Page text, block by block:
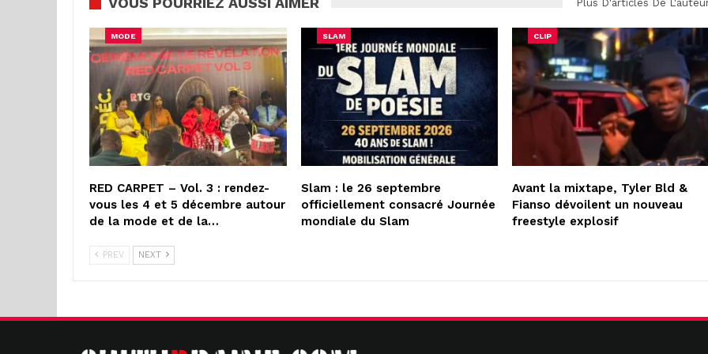
Plus D'articles De
MODE
RED CARPET – Vol. 3 : rendez-
vous les 4 et 5 décembre autour
de la mode et de la…
SLAM
Slam : le 26 septembre
officiellement consacré Journée
mondiale du Slam
CLIP
Avant la mixtape, Tyler Bld &
Fianso dévoilent un nouveau
freestyle explosif
PREV NEXT